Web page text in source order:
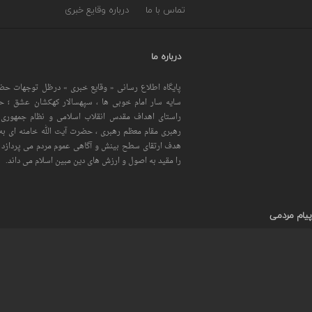
تماس با ما درباره وقایع خبری
درباره ما
پایگاه اطلاع رسانی « وقایع خبری » درظل توجهات
سایه سار امام خوبی ها ، سپهسالار کهکشان عشق
راستای اهداف مقدس انقلاب اسلامی و نظام
رهبری مقام معظم رهبری ، حضرت آیت الله خامنه ای
هدف ارتقای سطح بینش و آگاهی عموم مردم می
را مقید به اصول و ارزش های دین مبین اسلام می داند.
پیام مردمی